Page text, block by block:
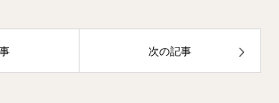
次の記事